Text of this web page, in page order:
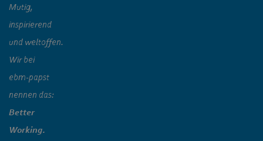
Mutig,
inspirierend
und weltoffen.
Wir bei
ebm‑papst
nennen das:
Better
Working.